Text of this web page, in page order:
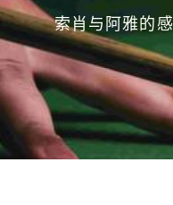
索肖与阿雅的